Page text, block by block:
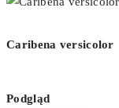
Caribena versicolor
Podgląd